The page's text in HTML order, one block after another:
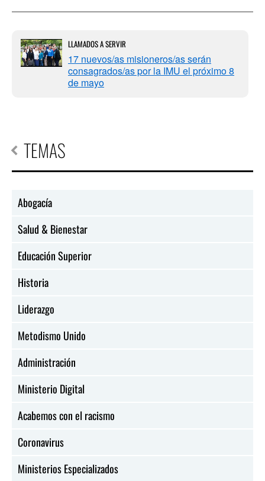
LLAMADOS A SERVIR
17 nuevos/as misioneros/as serán
consagrados/as por la IMU el próximo 8
de mayo
TEMAS
Abogacía
Salud & Bienestar
Educación Superior
Historia
Liderazgo
Metodismo Unido
Administración
Ministerio Digital
Acabemos con el racismo
Coronavirus
Ministerios Especializados